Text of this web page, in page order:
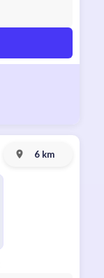
6 km